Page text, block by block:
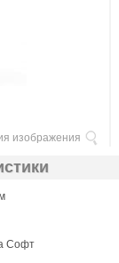
изображения
Софт